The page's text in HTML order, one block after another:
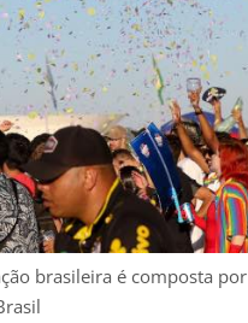
brasileira é composta por